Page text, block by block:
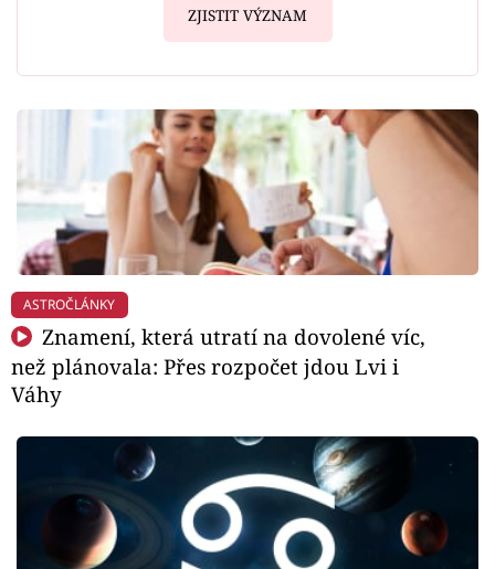
ZJISTIT VÝZNAM
ASTROČLÁNKY
Znamení, která utratí na dovolené víc,
než plánovala: Přes rozpočet jdou Lvi i
Váhy